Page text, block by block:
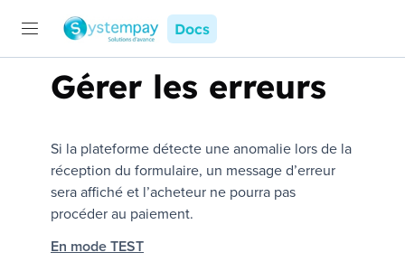
Docs
Gérer les erreurs
Si la plateforme détecte une anomalie lors de la
réception du formulaire, un message d’erreur
sera affiché et l’acheteur ne pourra pas
procéder au paiement.
En mode TEST